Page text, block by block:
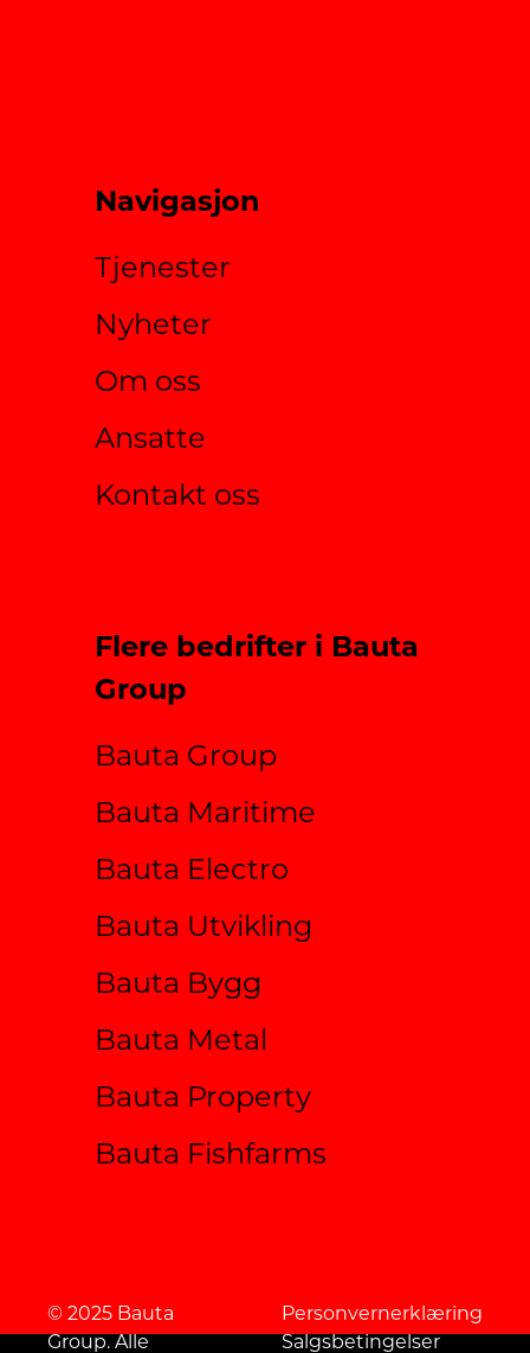
Navigasjon
Tjenester
Nyheter
Om oss
Ansatte
Kontakt oss
Flere bedrifter i Bauta
Group
Bauta Group
Bauta Maritime
Bauta Electro
Bauta Utvikling
Bauta Bygg
Bauta Metal
Bauta Property
Bauta Fishfarms
© 2025 Bauta
Group. Alle
Personvernerklæring
Salgsbetingelser